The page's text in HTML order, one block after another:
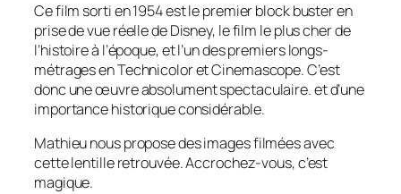
Ce film sorti en 1954 est le premier block buster en
prise de vue réelle de Disney, le film le plus cher de
l’histoire à l’époque, et l’un des premiers longs-
métrages en Technicolor et Cinemascope. C’est
donc une œuvre absolument spectaculaire. et d’une
importance historique considérable.
Mathieu nous propose des images filmées avec
cette lentille retrouvée. Accrochez-vous, c’est
magique.